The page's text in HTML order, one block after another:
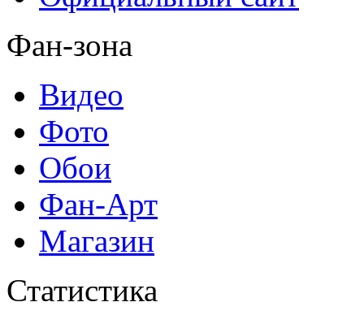
Фан-зона
Видео
Фото
Обои
Фан-Арт
Магазин
Статистика